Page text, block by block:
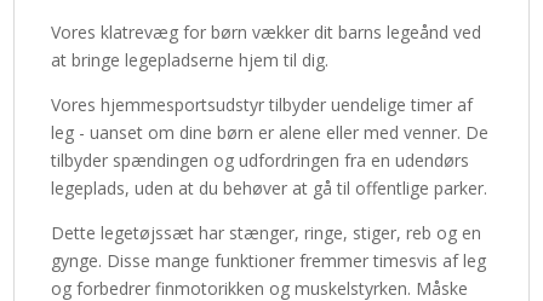
Vores klatrevæg for børn vækker dit barns legeånd ved
at bringe legepladserne hjem til dig.
Vores hjemmesportsudstyr tilbyder uendelige timer af
leg - uanset om dine børn er alene eller med venner. De
tilbyder spændingen og udfordringen fra en udendørs
legeplads, uden at du behøver at gå til offentlige parker.
Dette legetøjssæt har stænger, ringe, stiger, reb og en
gynge. Disse mange funktioner fremmer timesvis af leg
og forbedrer finmotorikken og muskelstyrken. Måske